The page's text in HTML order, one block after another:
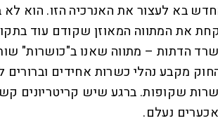
בא לעצור את האנרכיה הזו. הוא לא
את המתווה המאוזן שקודם עוד
הדתות – מתווה שאנו ב"כושרות"
מקבע נהלי כשרות אחידים
שקופות. ברגע שיש קריטריונים
נעלם.